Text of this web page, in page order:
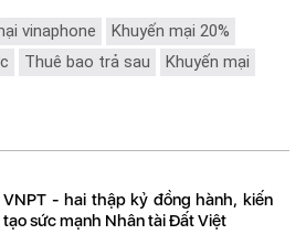
vinaphone
Khuyến mại 20%
Thuê bao trả sau Khuyến mại
VNPT - hai thập kỷ đồng hành, kiến
tạo sức mạnh Nhân tài Đất Việt